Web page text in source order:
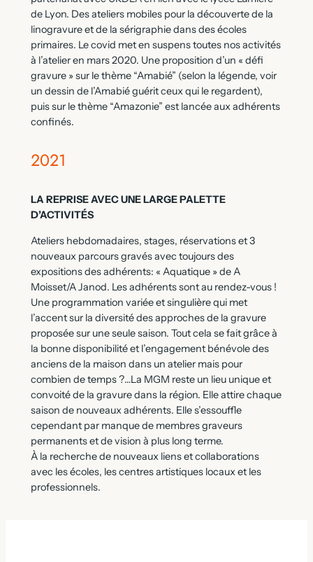
de Lyon. Des ateliers mobiles pour la découverte de la
linogravure et de la sérigraphie dans des écoles
primaires. Le covid met en suspens toutes nos activités
à l’atelier en mars 2020. Une proposition d’un « défi
gravure » sur le thème “Amabié” (selon la légende, voir
un dessin de l’Amabié guérit ceux qui le regardent),
puis sur le thème “Amazonie” est lancée aux adhérents
confinés.
2021
LA REPRISE AVEC UNE LARGE PALETTE
D’ACTIVITÉS
Ateliers hebdomadaires, stages, réservations et 3
nouveaux parcours gravés avec toujours des
expositions des adhérents: « Aquatique » de A
Moisset/A Janod. Les adhérents sont au rendez-vous !
Une programmation variée et singulière qui met
l’accent sur la diversité des approches de la gravure
proposée sur une seule saison. Tout cela se fait grâce à
la bonne disponibilité et l’engagement bénévole des
anciens de la maison dans un atelier mais pour
combien de temps ?…La MGM reste un lieu unique et
convoité de la gravure dans la région. Elle attire chaque
saison de nouveaux adhérents. Elle s’essouffle
cependant par manque de membres graveurs
permanents et de vision à plus long terme.
À la recherche de nouveaux liens et collaborations
avec les écoles, les centres artistiques locaux et les
professionnels.